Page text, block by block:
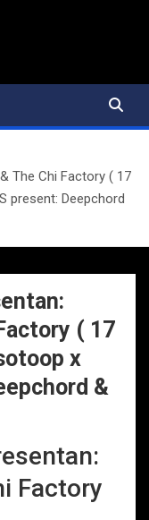
The Chi Factory ( 17
present: Deepchord
( 17
x
&
Factory